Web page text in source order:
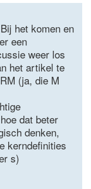
het komen en
een
weer los
het artikel te
(ja, die M
dat beter
denken,
kerndefinities
s)